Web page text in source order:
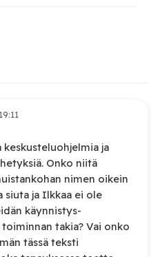
keskusteluohjelmia ja
Onko niitä
nimen oikein
siuta ja Ilkkaa ei ole
käynnistys-
takia? Vai onko
tässä teksti